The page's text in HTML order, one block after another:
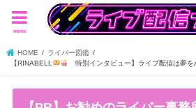
menu
HOME
ライバー図鑑
【RINABELL
特別インタビュー】ライブ配信は夢を